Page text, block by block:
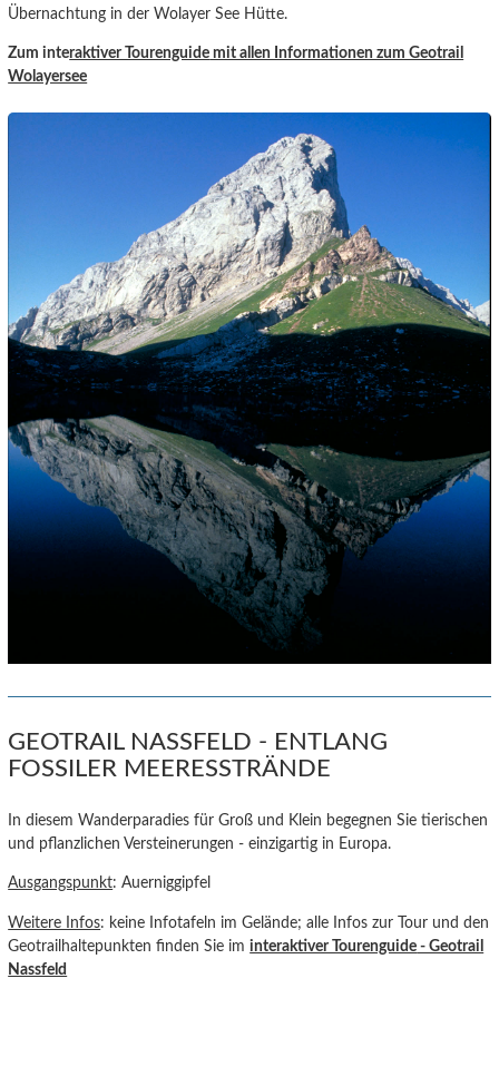
Übernachtung in der Wolayer See Hütte.
Zum interaktiver Tourenguide mit allen Informationen zum Geotrail
Wolayersee
GEOTRAIL NASSFELD - ENTLANG
FOSSILER MEERESSTRÄNDE
In diesem Wanderparadies für Groß und Klein begegnen Sie tierischen
und pflanzlichen Versteinerungen - einzigartig in Europa.
Ausgangspunkt: Auerniggipfel
Weitere Infos: keine Infotafeln im Gelände; alle Infos zur Tour und den
Geotrailhaltepunkten finden Sie iminteraktiver Tourenguide - Geotrail
Nassfeld